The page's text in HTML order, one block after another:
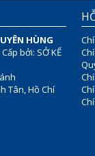
HÙNG
bởi: SỞ KẾ
Tân, Hồ Chí